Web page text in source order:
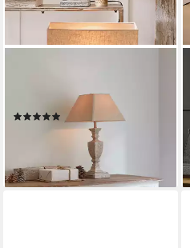
Gorham weiß/antikgrau
(5)
74,95 €
lieferbar - in 5-6 Werktagen bei dir